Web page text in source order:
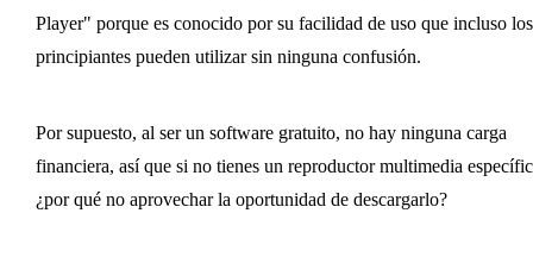
Player" porque es conocido por su facilidad de uso que incluso los
principiantes pueden utilizar sin ninguna confusión.
Por supuesto, al ser un software gratuito, no hay ninguna carga
financiera, así que si no tienes un reproductor multimedia
¿por qué no aprovechar la oportunidad de descargarlo?